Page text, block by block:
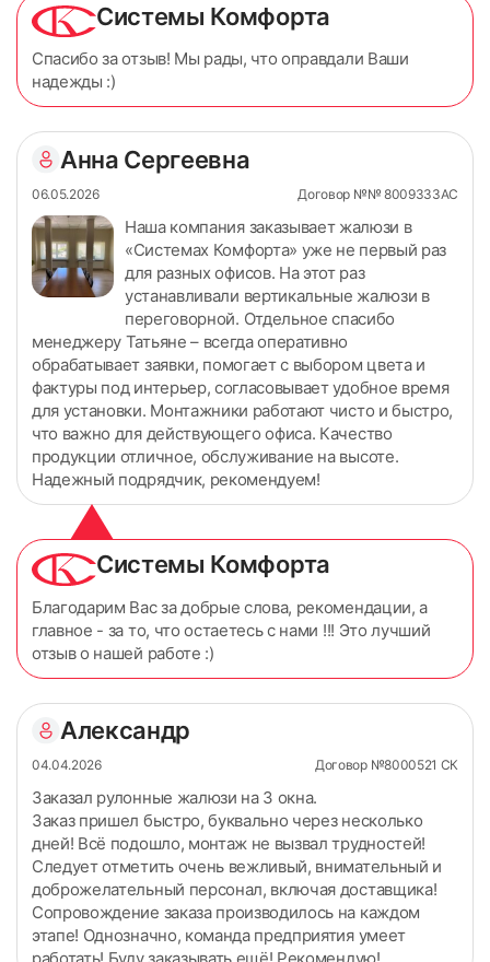
Системы Комфорта
Спасибо за отзыв! Мы рады, что оправдали Ваши
надежды :)
Анна Сергеевна
06.05.2026 Договор №№ 8009333АС
Наша компания заказывает жалюзи в
«Системах Комфорта» уже не первый раз
для разных офисов. На этот раз
устанавливали вертикальные жалюзи в
переговорной. Отдельное спасибо
менеджеру Татьяне – всегда оперативно
обрабатывает заявки, помогает с выбором цвета и
фактуры под интерьер, согласовывает удобное время
для установки. Монтажники работают чисто и быстро,
что важно для действующего офиса. Качество
продукции отличное, обслуживание на высоте.
Надежный подрядчик, рекомендуем!
Системы Комфорта
Благодарим Вас за добрые слова, рекомендации, а
главное - за то, что остаетесь с нами !!! Это лучший
отзыв о нашей работе :)
Александр
04.04.2026 Договор №8000521 СК
Заказал рулонные жалюзи на 3 окна.
Заказ пришел быстро, буквально через несколько
дней! Всё подошло, монтаж не вызвал трудностей!
Следует отметить очень вежливый, внимательный и
доброжелательный персонал, включая доставщика!
Сопровождение заказа производилось на каждом
этапе! Однозначно, команда предприятия умеет